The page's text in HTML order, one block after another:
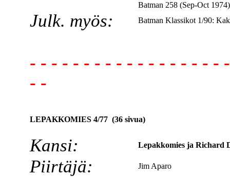
Batman 258 (Sep-Oct 1974)
Julk. myös: Batman Klassikot 1/90:
- - - - - - - - - - - - - - - - - -
- -
LEPAKKOMIES 4/77 (36 sivua)
Kansi: Lepakkomies ja Richard
Piirtäjä: Jim Aparo